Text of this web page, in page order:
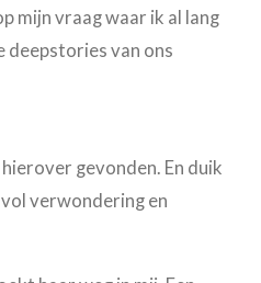
mijn vraag waar ik al lang
deepstories van ons
gevonden. En duik
verwondering en